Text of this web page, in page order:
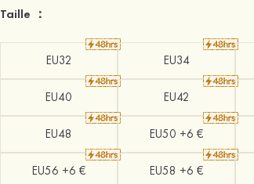
Taille ：
EU32 EU34
EU40 EU42
EU48 EU50 +6 €
EU56 +6 € EU58 +6 €